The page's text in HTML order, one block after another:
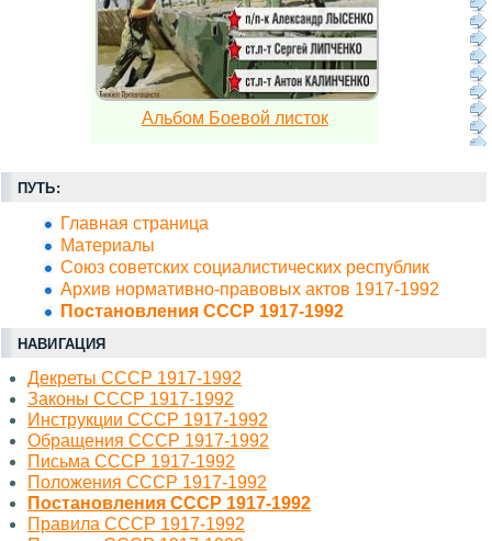
Альбом Боевой листок
ПУТЬ:
Главная страница
Материалы
Союз советских социалистических республик
Архив нормативно-правовых актов 1917-1992
Постановления СССР 1917-1992
НАВИГАЦИЯ
Декреты СССР 1917-1992
Законы СССР 1917-1992
Инструкции СССР 1917-1992
Обращения СССР 1917-1992
Письма СССР 1917-1992
Положения СССР 1917-1992
Постановления СССР 1917-1992
Правила СССР 1917-1992